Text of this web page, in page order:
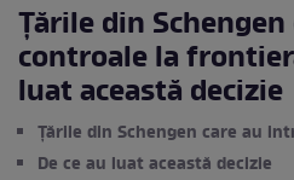
Țările din
controale la
luat această decizie
Țările din Schengen care au
De ce au luat această decizie